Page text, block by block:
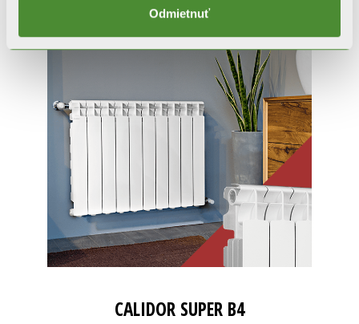
Odmietnuť
CALIDOR SUPER B4